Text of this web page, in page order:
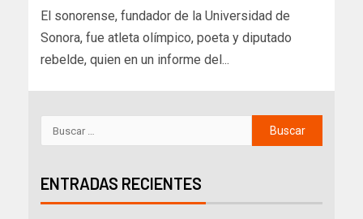
El sonorense, fundador de la Universidad de
Sonora, fue atleta olímpico, poeta y diputado
rebelde, quien en un informe del...
ENTRADAS RECIENTES